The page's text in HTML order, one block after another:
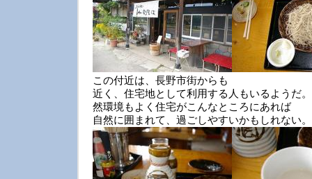
この付近は、長野市街からも
近く、住宅地として利用する人もいるようだ
然環境もよく住宅がこんなところにあれば
自然に囲まれて、過ごしやすいかもしれない。